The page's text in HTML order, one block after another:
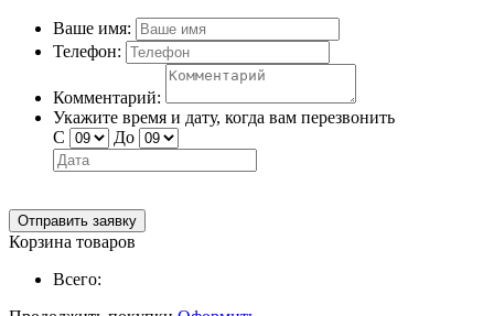
Ваше имя:
Телефон:
Комментарий:
Укажите время и дату, когда вам перезвонить
С
До
Отправить заявку
Корзина товаров
Всего: